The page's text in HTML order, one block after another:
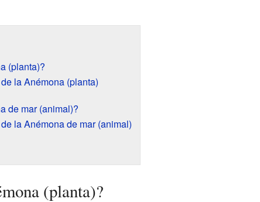
(planta)?
la Anémona (planta)
de mar (animal)?
la Anémona de mar (animal)
(planta)?